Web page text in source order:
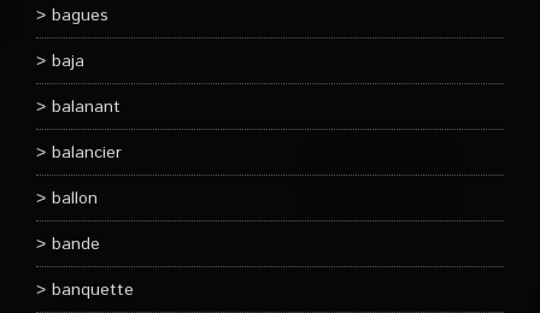
bagues
baja
balanant
balancier
ballon
bande
banquette